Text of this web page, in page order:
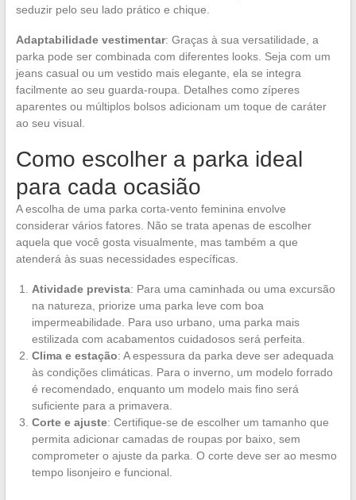
seduzir pelo seu lado prático e chique.
Adaptabilidade vestimentar: Graças à sua versatilidade, a
parka pode ser combinada com diferentes looks. Seja com um
jeans casual ou um vestido mais elegante, ela se integra
facilmente ao seu guarda-roupa. Detalhes como zíperes
aparentes ou múltiplos bolsos adicionam um toque de caráter
ao seu visual.
Como escolher a parka ideal
para cada ocasião
A escolha de uma parka corta-vento feminina envolve
considerar vários fatores. Não se trata apenas de escolher
aquela que você gosta visualmente, mas também a que
atenderá às suas necessidades específicas.
Atividade prevista: Para uma caminhada ou uma excursão
na natureza, priorize uma parka leve com boa
impermeabilidade. Para uso urbano, uma parka mais
estilizada com acabamentos cuidadosos será perfeita.
Clima e estação: A espessura da parka deve ser adequada
às condições climáticas. Para o inverno, um modelo forrado
é recomendado, enquanto um modelo mais fino será
suficiente para a primavera.
Corte e ajuste: Certifique-se de escolher um tamanho que
permita adicionar camadas de roupas por baixo, sem
comprometer o ajuste da parka. O corte deve ser ao mesmo
tempo lisonjeiro e funcional.